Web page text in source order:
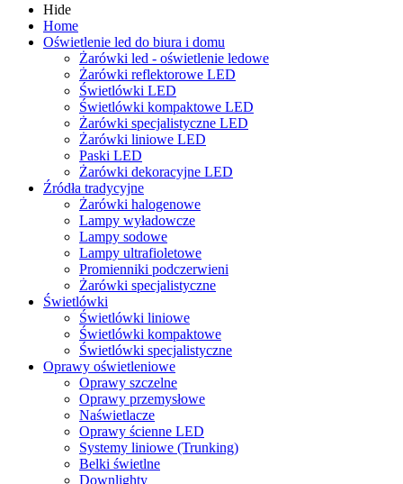
Hide
Home
Oświetlenie led do biura i domu
Żarówki led - oświetlenie ledowe
Żarówki reflektorowe LED
Świetlówki LED
Świetlówki kompaktowe LED
Żarówki specjalistyczne LED
Żarówki liniowe LED
Paski LED
Żarówki dekoracyjne LED
Źródła tradycyjne
Żarówki halogenowe
Lampy wyładowcze
Lampy sodowe
Lampy ultrafioletowe
Promienniki podczerwieni
Żarówki specjalistyczne
Świetlówki
Świetlówki liniowe
Świetlówki kompaktowe
Świetlówki specjalistyczne
Oprawy oświetleniowe
Oprawy szczelne
Oprawy przemysłowe
Naświetlacze
Oprawy ścienne LED
Systemy liniowe (Trunking)
Belki świetlne
Downlighty